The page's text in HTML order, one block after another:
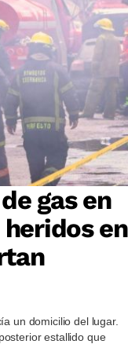
gas en
heridos en
un domicilio del lugar.
estallido que